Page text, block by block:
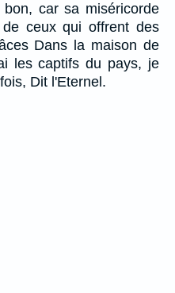
car sa miséricorde
ceux qui offrent des
Dans la maison de
les captifs du pays, je
Dit l'Eternel.